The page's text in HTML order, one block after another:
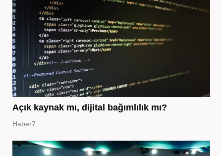
Açık kaynak mı, dijital bağımlılık mı?
Haber7